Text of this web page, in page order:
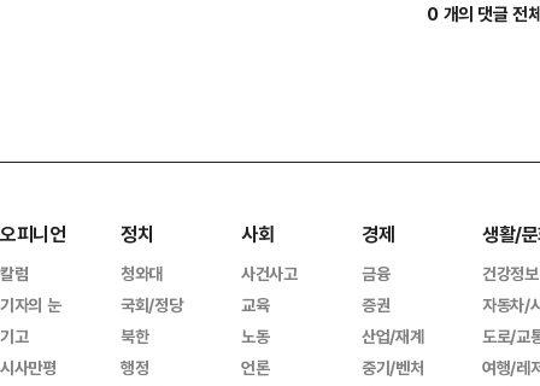
0 개의 댓글 전
오피니언
칼럼
기자의 눈
기고
시사만평
정치
청와대
국회/정당
북한
행정
사회
사건사고
교육
노동
언론
경제
금융
증권
산업/재계
중기/벤처
생활/
건강정보
자동차/
도로/교
여행/레